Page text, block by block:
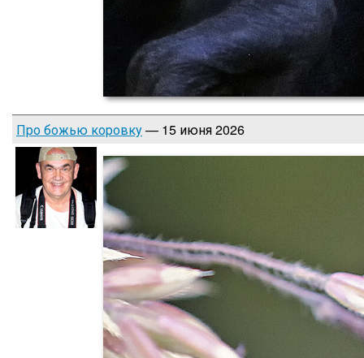
Про божью коровку— 15 июня 2026